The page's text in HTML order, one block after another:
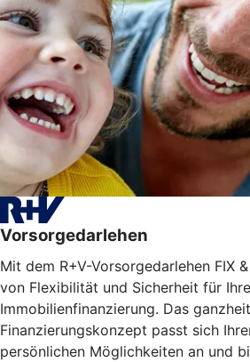
Vorsorgedarlehen
Mit dem R+V-Vorsorgedarlehen FIX
von Flexibilität und Sicherheit für Ihre
Immobilienfinanzierung. Das
Finanzierungskonzept passt sich
persönlichen Möglichkeiten an und